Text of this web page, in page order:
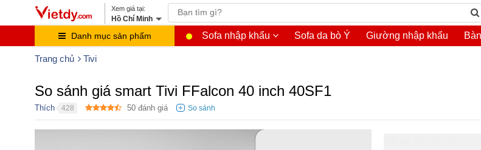
Hồ Chí Minh
Danh mục sản phẩm Sofa nhập khẩu Sofa da bò Ý Giường nhập khẩu
Trang chủ Tivi
So sánh giá smart Tivi FFalcon 40 inch 40SF1
Thích 428 50 đánh giá